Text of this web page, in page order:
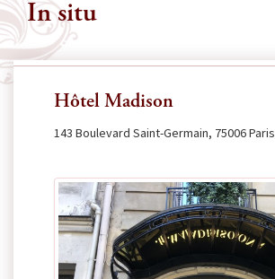
In situ
Hôtel Madison
143 Boulevard Saint-Germain, 75006 Paris